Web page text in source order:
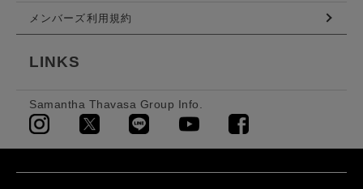
メンバーズ利用規約
LINKS
Samantha Thavasa Group Info.